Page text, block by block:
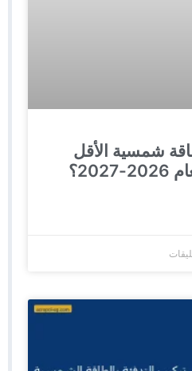
شمسية الأقل